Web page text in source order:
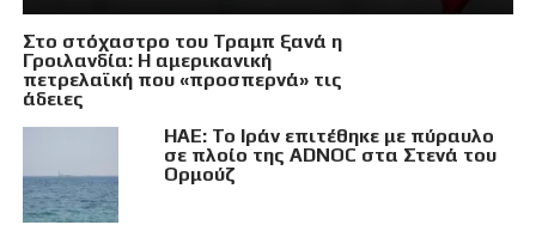
Στο στόχαστρο του Τραμπ ξανά η
Γροιλανδία: Η αμερικανική
πετρελαϊκή που «προσπερνά» τις
άδειες
ΗΑΕ: Το Ιράν επιτέθηκε με πύραυλο
σε πλοίο της ADNOC στα Στενά του
Ορμούζ